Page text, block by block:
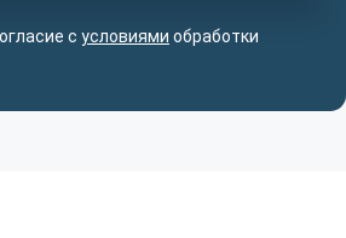
с условиями обработки